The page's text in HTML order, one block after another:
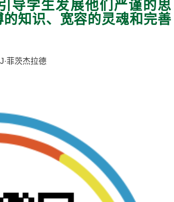
导学生发展他们严谨 的思
的知识、宽容的灵魂和完善
菲茨杰拉德